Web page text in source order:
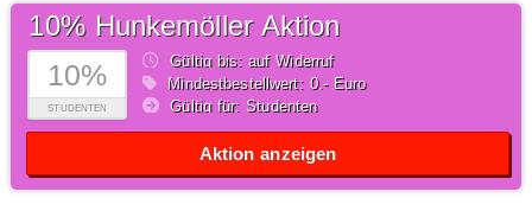
10%
STUDENTEN
10% Hunkemöller Aktion
Gültig bis: auf Widerruf
Mindestbestellwert: 0,- Euro
Gültig für: Studenten
Aktion anzeigen